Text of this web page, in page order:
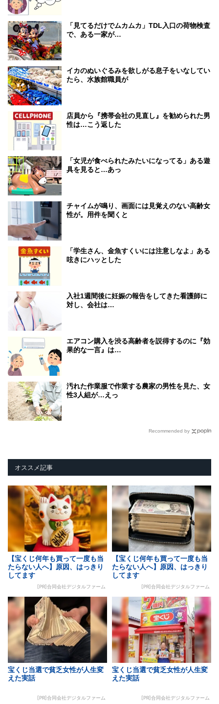
「見てるだけでムカムカ」TDL入口の荷物検査
で、ある一家が…
イカのぬいぐるみを欲しがる息子をいなしてい
たら、水族館職員が
店員から『携帯会社の見直し』を勧められた男
性は…こう返した
「女児が食べられたみたいになってる」ある遊
具を見ると…あっ
チャイムが鳴り、画面には見覚えのない高齢女
性が。用件を聞くと
「学生さん、金魚すくいには注意しなよ」ある
呟きにハッとした
入社1週間後に妊娠の報告をしてきた看護師に
対し、会社は…
エアコン購入を渋る高齢者を説得するのに『効
果的な一言』は…
汚れた作業服で作業する農家の男性を見た、女
性3人組が…えっ
Recommended by
オススメ記事
【宝くじ何年も買って一度も当
たらない人へ】原因、はっきり
してます
[PR]合同会社デジタルファーム
【宝くじ何年も買って一度も当
たらない人へ】原因、はっきり
してます
[PR]合同会社デジタルファーム
宝くじ当選で貧乏女性が人生変
えた実話
[PR]合同会社デジタルファーム
宝くじ当選で貧乏女性が人生変
えた実話
[PR]合同会社デジタルファーム